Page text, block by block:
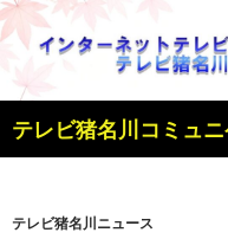
索
ン
テレビ猪名川ニュース